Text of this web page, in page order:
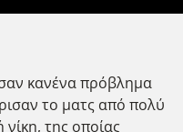
κανένα πρόβλημα
το ματς από πολύ
νίκη, της οποίας